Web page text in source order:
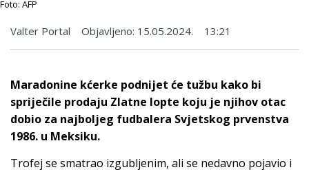
Foto: AFP
Valter Portal Objavljeno: 15.05.2024. 13:21
Maradonine kćerke podnijet će tužbu kako bi
spriječile prodaju Zlatne lopte koju je njihov otac
dobio za najboljeg fudbalera Svjetskog prvenstva
1986. u Meksiku.
Trofej se smatrao izgubljenim, ali se nedavno pojavio i